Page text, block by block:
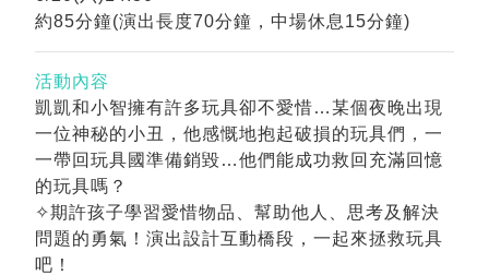
約85分鐘(演出長度70分鐘，中場休息15分鐘)
活動內容
凱凱和小智擁有許多玩具卻不愛惜…某個夜晚出現
一位神秘的小丑，他感慨地抱起破損的玩具們，一
一帶回玩具國準備銷毀…他們能成功救回充滿回憶
的玩具嗎？
✧期許孩子學習愛惜物品、幫助他人、思考及解決
問題的勇氣！演出設計互動橋段，一起來拯救玩具
吧！